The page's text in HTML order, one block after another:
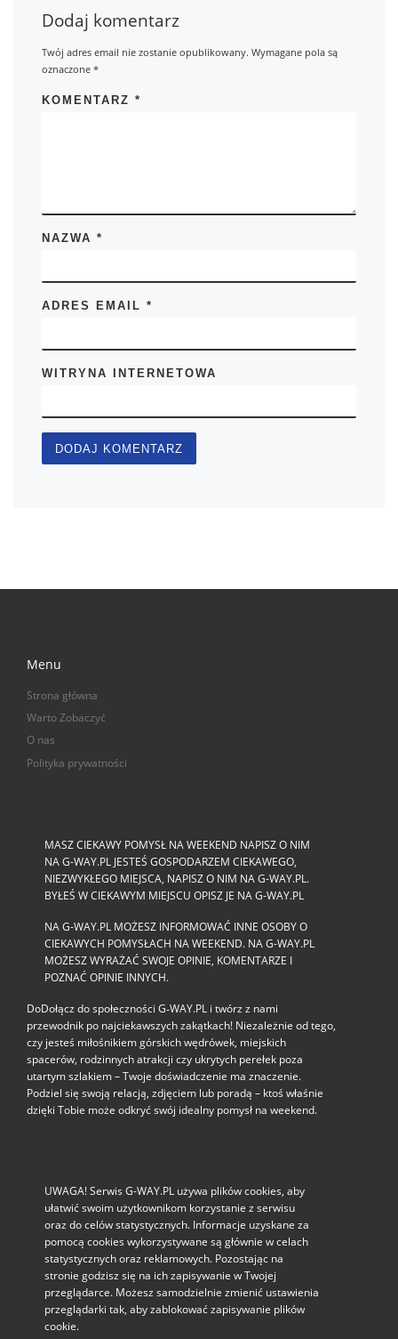
Dodaj komentarz
Twój adres email nie zostanie opublikowany. Wymagane pola są
oznaczone*
KOMENTARZ*
NAZWA*
ADRES EMAIL*
WITRYNA INTERNETOWA
Menu
Strona główna
Warto Zobaczyć
O nas
Polityka prywatności
MASZ CIEKAWY POMYSŁ NA WEEKEND NAPISZ O NIM
NA G-WAY.PL JESTEŚ GOSPODARZEM CIEKAWEGO,
NIEZWYKŁEGO MIEJSCA, NAPISZ O NIM NA G-WAY.PL.
BYŁEŚ W CIEKAWYM MIEJSCU OPISZ JE NA G-WAY.PL
NA G-WAY.PL MOŻESZ INFORMOWAĆ INNE OSOBY O
CIEKAWYCH POMYSŁACH NA WEEKEND. NA G-WAY.PL
MOŻESZ WYRAŻAĆ SWOJE OPINIE, KOMENTARZE I
POZNAĆ OPINIE INNYCH.
DoDołącz do społeczności G‑WAY.PL i twórz z nami
przewodnik po najciekawszych zakątkach! Niezależnie od tego,
czy jesteś miłośnikiem górskich wędrówek, miejskich
spacerów, rodzinnych atrakcji czy ukrytych perełek poza
utartym szlakiem – Twoje doświadczenie ma znaczenie.
Podziel się swoją relacją, zdjęciem lub poradą – ktoś właśnie
dzięki Tobie może odkryć swój idealny pomysł na weekend.
UWAGA! Serwis G-WAY.PL używa plików cookies, aby
ułatwić swoim użytkownikom korzystanie z serwisu
oraz do celów statystycznych. Informacje uzyskane za
pomocą cookies wykorzystywane są głównie w celach
statystycznych oraz reklamowych. Pozostając na
stronie godzisz się na ich zapisywanie w Twojej
przeglądarce. Możesz samodzielnie zmienić ustawienia
przeglądarki tak, aby zablokować zapisywanie plików
cookie.